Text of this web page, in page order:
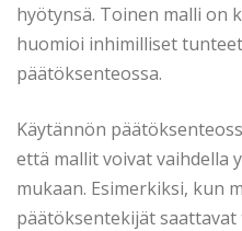
hyötynsä. Toinen malli on
huomioi inhimilliset
päätöksenteossa.
Käytännön
että mallit voivat vaihdella
mukaan. Esimerkiksi, kun
päätöksentekijät